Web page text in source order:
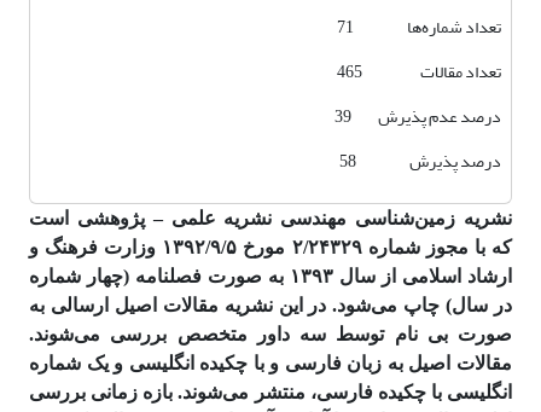
تعداد شماره‌ها 71
تعداد مقالات 465
درصد عدم پذیرش 39
درصد پذیرش 58
نشریه زمین‌شناسی مهندسی نشریه علمی – پژوهشی است
که با مجوز شماره ۲/۲۴۳۲۹ مورخ ۱۳۹۲/۹/۵ وزارت فرهنگ و
ارشاد اسلامی از سال ۱۳۹۳ به صورت فصلنامه (چهار شماره
در سال) چاپ می‌شود. در این نشریه مقالات اصیل ارسالی به
صورت بی نام توسط سه داور متخصص بررسی می‌شوند.
مقالات اصیل به زبان فارسی و با چکیده انگلیسی و یک شماره
انگلیسی با چکیده فارسی، منتشر می‌شوند. بازه زمانی بررسی